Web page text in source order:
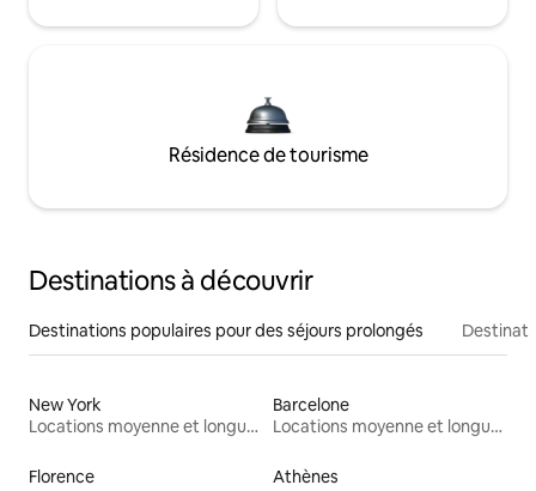
Résidence de tourisme
Destinations à découvrir
Destinations populaires pour des séjours prolongés
New York
Locations moyenne et longue durée
Barcelone
Locations moyenne et longue durée
Florence
Athènes